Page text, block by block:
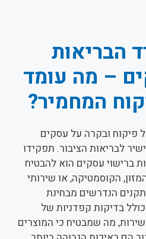
הבריאות
– מה עומד
המחמיר?
פיקוח ובקרה על עסקים
לבריאות הציבור. תפקידו
ברישוי עסקים הוא להבטיח
הקוסמטיקה, או שירותי
הנדרשים מבחינת
בדיקות קפדניות של
מה שמבטיח כי המוצרים